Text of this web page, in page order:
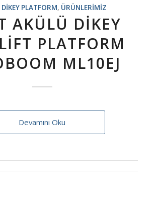
PLATFORM, ÜRÜNLERIMIZ
AKÜLÜ DIKEY
PLATFORM
ML10EJ
Devamını Oku